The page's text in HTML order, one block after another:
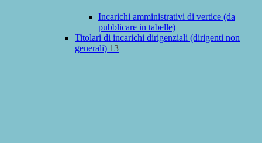
Incarichi amministrativi di vertice (da
pubblicare in tabelle)
Titolari di incarichi dirigenziali (dirigenti non
generali) 13